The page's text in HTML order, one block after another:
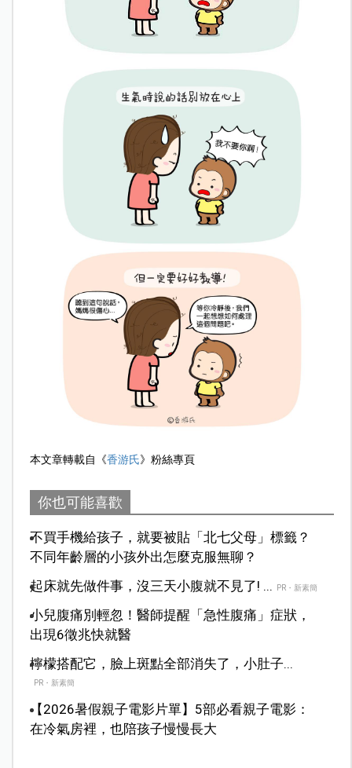
本文章轉載自《香游氏》粉絲專頁
你也可能喜歡
不買手機給孩子，就要被貼「北七父母」標籤？
不同年齡層的小孩外出怎麼克服無聊？
起床就先做件事，沒三天小腹就不見了! ...
PR・新素簡
小兒腹痛別輕忽！醫師提醒「急性腹痛」症狀，
出現6徵兆快就醫
檸檬搭配它，臉上斑點全部消失了，小肚子...
PR・新素簡
【2026暑假親子電影片單】5部必看親子電影：
在冷氣房裡，也陪孩子慢慢長大